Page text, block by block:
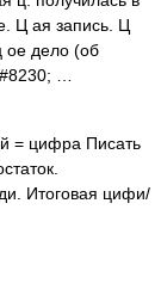
Ц ая запись. Ц
ое дело (об
…
= цифра Писать
Итоговая цифи/